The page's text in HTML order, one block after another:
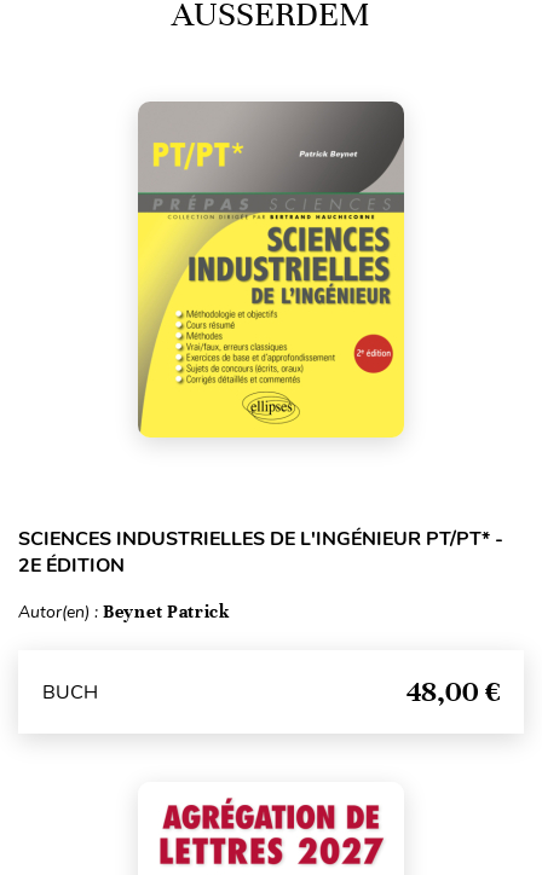
AUSSERDEM
SCIENCES INDUSTRIELLES DE L'INGÉNIEUR PT/PT* -
2E ÉDITION
Autor(en) : Beynet Patrick
BUCH 48,00 €